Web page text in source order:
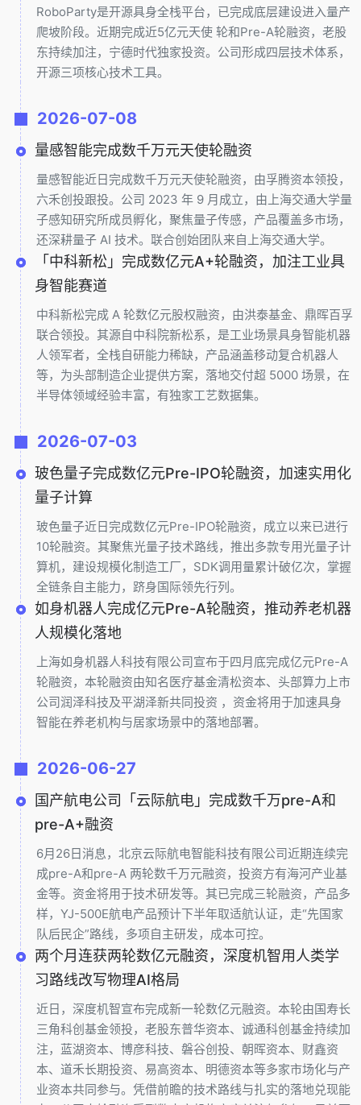
RoboParty是开源具身全栈平台，已完成底层建设进入量产
爬坡阶段。近期完成近5亿元天使 轮和Pre-A轮融资，老股
东持续加注，宁德时代独家投资。公司形成四层技术体系，
开源三项核心技术工具。
2026-07-08
量感智能完成数千万元天使轮融资
量感智能近日完成数千万元天使轮融资，由孚腾资本领投，
六禾创投跟投。公司 2023 年 9 月成立，由上海交通大学量
子感知研究所成员孵化，聚焦量子传感，产品覆盖多市场，
还深耕量子 AI 技术。联合创始团队来自上海交通大学。
「中科新松」完成数亿元A+轮融资，加注工业具
身智能赛道
中科新松完成 A 轮数亿元股权融资，由洪泰基金、鼎晖百孚
联合领投。其源自中科院新松系，是工业场景具身智能机器
人领军者，全栈自研能力稀缺，产品涵盖移动复合机器人
等，为头部制造企业提供方案，落地交付超 5000 场景，在
半导体领域经验丰富，有独家工艺数据集。
2026-07-03
玻色量子完成数亿元Pre-IPO轮融资，加速实用化
量子计算
玻色量子近日完成数亿元Pre-IPO轮融资，成立以来已进行
10轮融资。其聚焦光量子技术路线，推出多款专用光量子计
算机，建设规模化制造工厂，SDK调用量累计破亿次，掌握
全链条自主能力，跻身国际领先行列。
如身机器人完成亿元Pre-A轮融资，推动养老机器
人规模化落地
上海如身机器人科技有限公司宣布于四月底完成亿元Pre-A
轮融资，本轮融资由知名医疗基金清松资本、头部算力上市
公司润泽科技及平湖泽新共同投资 ，资金将用于加速具身
智能在养老机构与居家场景中的落地部署。
2026-06-27
国产航电公司「云际航电」完成数千万pre-A和
pre-A+融资
6月26日消息，北京云际航电智能科技有限公司近期连续完
成pre-A和pre-A 两轮数千万元融资，投资方有海河产业基
金等。资金将用于技术研发等。其已完成三轮融资，产品多
样，YJ-500E航电产品预计下半年取适航认证，走“先国家
队后民企”路线，多项自主研发，成本可控。
两个月连获两轮数亿元融资，深度机智用人类学
习路线改写物理AI格局
近日，深度机智宣布完成新一轮数亿元融资。本轮由国寿长
三角科创基金领投，老股东普华资本、诚通科创基金持续加
注，蓝湖资本、博彦科技、磐谷创投、朝晖资本、财鑫资
本、道禾长期投资、易高资本、明德资本等多家市场化与产
业资本共同参与。凭借前瞻的技术路线与扎实的落地兑现能